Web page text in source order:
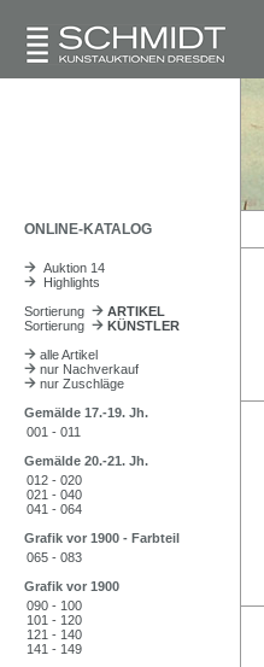
ONLINE-KATALOG
Auktion 14
Highlights
Sortierung
ARTIKEL
Sortierung
KÜNSTLER
alle Artikel
nur Nachverkauf
nur Zuschläge
Gemälde 17.-19. Jh.
001 - 011
Gemälde 20.-21. Jh.
012 - 020
021 - 040
041 - 064
Grafik vor 1900 - Farbteil
065 - 083
Grafik vor 1900
090 - 100
101 - 120
121 - 140
141 - 149